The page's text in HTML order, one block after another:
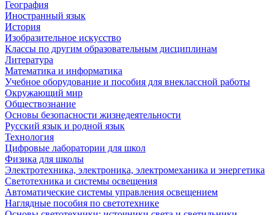
География
Иностранный язык
История
Изобразительное искусство
Классы по другим образовательным дисциплинам
Литература
Математика и информатика
Учебное оборудование и пособия для внеклассной работы
Окружающий мир
Обществознание
Основы безопасности жизнедеятельности
Русский язык и родной язык
Технология
Цифровые лаборатории для школ
Физика для школы
Электротехника, электроника, электромеханика и энергетика
Светотехника и системы освещения
Автоматические системы управления освещением
Наглядные пособия по светотехнике